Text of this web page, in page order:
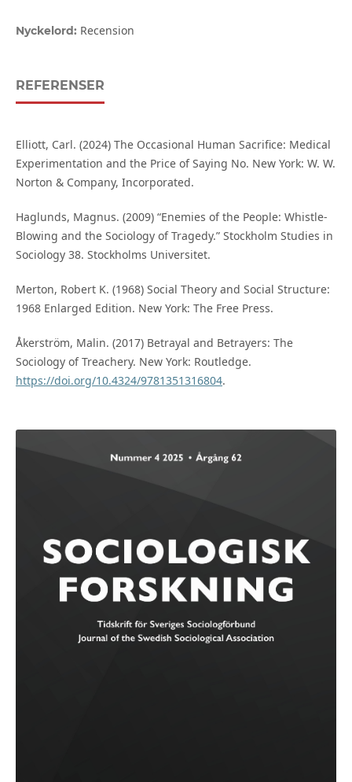
Nyckelord: Recension
REFERENSER
Elliott, Carl. (2024) The Occasional Human Sacrifice: Medical
Experimentation and the Price of Saying No. New York: W. W.
Norton & Company, Incorporated.
Haglunds, Magnus. (2009) “Enemies of the People: Whistle-
Blowing and the Sociology of Tragedy.” Stockholm Studies in
Sociology 38. Stockholms Universitet.
Merton, Robert K. (1968) Social Theory and Social Structure:
1968 Enlarged Edition. New York: The Free Press.
Åkerström, Malin. (2017) Betrayal and Betrayers: The
Sociology of Treachery. New York: Routledge.
https://doi.org/10.4324/9781351316804.